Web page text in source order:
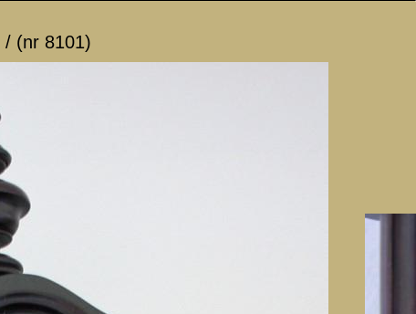
/ (nr 8101)